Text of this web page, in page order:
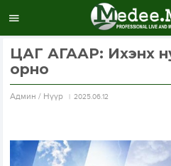
ЦАГ АГААР: Ихэнх
орно
Aдмин / Нүүр 2025.06.12